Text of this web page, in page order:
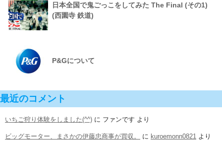
日本全国で鬼ごっこをしてみた The Final (その1)
(西園寺 鉄道)
P&Gについて
最近のコメント
いちご狩り体験をしました(^^) に ファンです より
ビッグモーター、まさかの伊藤忠商事が買収。 に kuroemonn0821 より